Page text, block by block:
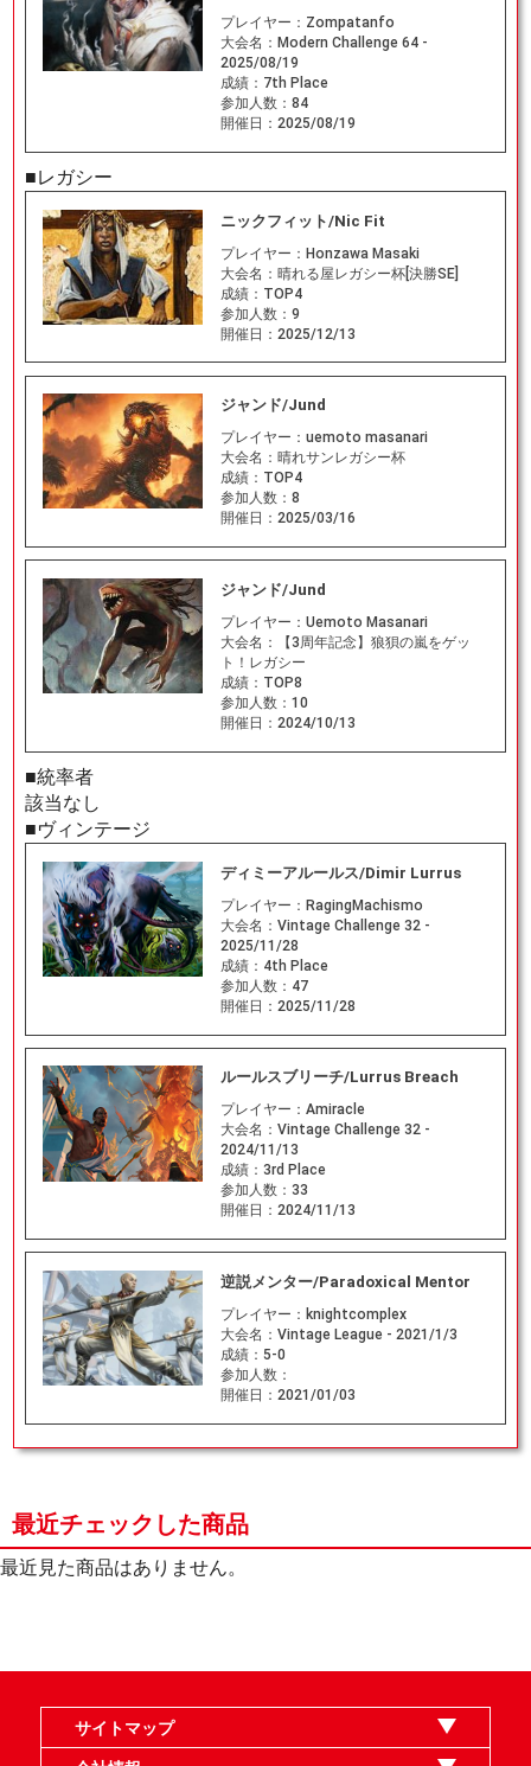
プレイヤー： Zompatanfo
大会名： Modern Challenge 64 -
2025/08/19
成績： 7th Place
参加人数： 84
開催日： 2025/08/19
■レガシー
ニックフィット/Nic Fit
プレイヤー： Honzawa Masaki
大会名： 晴れる屋レガシー杯[決勝SE]
成績： TOP4
参加人数： 9
開催日： 2025/12/13
ジャンド/Jund
プレイヤー： uemoto masanari
大会名： 晴れサンレガシー杯
成績： TOP4
参加人数： 8
開催日： 2025/03/16
ジャンド/Jund
プレイヤー： Uemoto Masanari
大会名：
【3周年記念】狼狽の嵐をゲッ
ト！レガシー
成績： TOP8
参加人数： 10
開催日： 2024/10/13
■統率者
該当なし
■ヴィンテージ
ディミーアルールス/Dimir Lurrus
プレイヤー： RagingMachismo
大会名： Vintage Challenge 32 -
2025/11/28
成績： 4th Place
参加人数： 47
開催日： 2025/11/28
ルールスブリーチ/Lurrus Breach
プレイヤー： Amiracle
大会名： Vintage Challenge 32 -
2024/11/13
成績： 3rd Place
参加人数： 33
開催日： 2024/11/13
逆説メンター/Paradoxical Mentor
プレイヤー： knightcomplex
大会名： Vintage League - 2021/1/3
成績： 5-0
参加人数：
開催日： 2021/01/03
最近チェックした商品
最近見た商品はありません。
サイトマップ